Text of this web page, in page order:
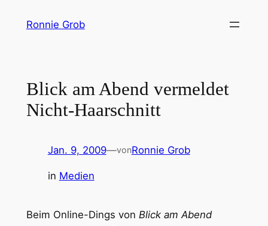
InhaltRonnie Grob
Blick am Abend vermeldet
Nicht-Haarschnitt
Jan. 9, 2009—vonRonnie Grob
in Medien
Beim Online-Dings von Blick am Abend